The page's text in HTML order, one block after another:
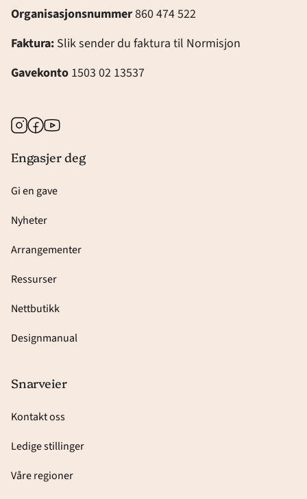
Organisasjonsnummer860 474 522
Faktura: Slik sender du faktura til Normisjon
Gavekonto 1503 02 13537
Instagram
Facebook
Youtube
Engasjer deg
Gi en gave
Nyheter
Arrangementer
Ressurser
Nettbutikk
Designmanual
Snarveier
Kontakt oss
Ledige stillinger
Våre regioner